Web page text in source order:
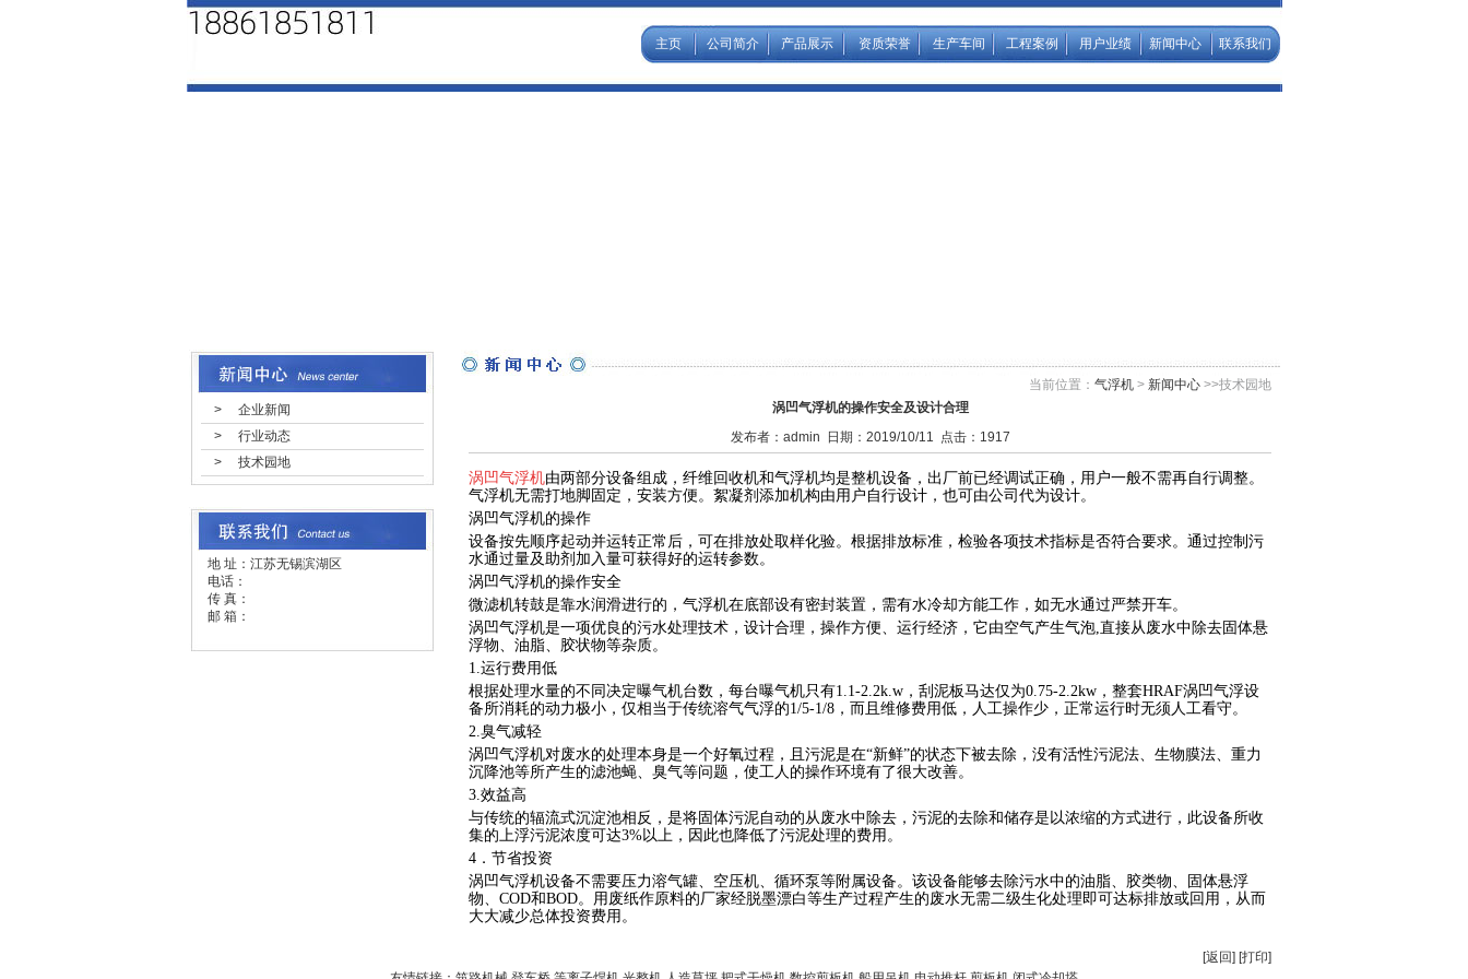
主页 公司简介 产品展示 资质荣誉 生产车间 工程案例 用户业绩 新闻中心 联系我们
> 企业新闻
> 行业动态
> 技术园地
地 址：江苏无锡滨湖区
电话：
传 真：
邮 箱：
当前位置： 气浮机 > 新闻中心 >>技术园地
涡凹气浮机的操作安全及设计合理
发布者：admin 日期：2019/10/11 点击：1917
涡凹气浮机由两部分设备组成，纤维回收机和气浮机均是整机设备，出厂前已经调试正确，用户一般不需再自行调整。
气浮机无需打地脚固定，安装方便。絮凝剂添加机构由用户自行设计，也可由公司代为设计。
涡凹气浮机的操作
设备按先顺序起动并运转正常后，可在排放处取样化验。根据排放标准，检验各项技术指标是否符合要求。通过控制污
水通过量及助剂加入量可获得好的运转参数。
涡凹气浮机的操作安全
微滤机转鼓是靠水润滑进行的，气浮机在底部设有密封装置，需有水冷却方能工作，如无水通过严禁开车。
涡凹气浮机是一项优良的污水处理技术，设计合理，操作方便、运行经济，它由空气产生气泡,直接从废水中除去固体悬
浮物、油脂、胶状物等杂质。
1.运行费用低
根据处理水量的不同决定曝气机台数，每台曝气机只有1.1-2.2k.w ，刮泥板马达仅为0.75-2.2kw ，整套HRAF涡凹气浮设
备所消耗的动力极小，仅相当于传统溶气气浮的1/5-1/8 ，而且维修费用低，人工操作少，正常运行时无须人工看守。
2.臭气减轻
涡凹气浮机对废水的处理本身是一个好氧过程，且污泥是在“新鲜”的状态下被去除，没有活性污泥法、生物膜法、重力
沉降池等所产生的滤池蝇、臭气等问题，使工人的操作环境有了很大改善。
3.效益高
与传统的辐流式沉淀池相反，是将固体污泥自动的从废水中除去，污泥的去除和储存是以浓缩的方式进行，此设备所收
集的上浮污泥浓度可达3%以上，因此也降低了污泥处理的费用。
4 ．节省投资
涡凹气浮机设备不需要压力溶气罐、空压机、循环泵等附属设备。该设备能够去除污水中的油脂、胶类物、固体悬浮
物、 COD和BOD。用废纸作原料的厂家经脱墨漂白等生产过程产生的废水无需二级生化处理即可达标排放或回用，从而
大大减少总体投资费用。
[返回] [打印]